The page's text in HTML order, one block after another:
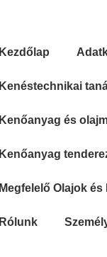
Kezdőlap
Kenéstechnikai
Kenőanyag és
Kenőanyag
Megfelelő Olajok
Rólunk